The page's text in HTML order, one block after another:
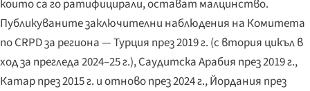
които са го ратифицирали, остават малцинство.
Публикуваните заключителни наблюдения на Комитета
по CRPD за региона — Турция през 2019 г. (с втория цикъл в
ход за прегледа 2024–25 г.), Саудитска Арабия през 2019 г.,
Катар през 2015 г. и отново през 2024 г., Йордания през